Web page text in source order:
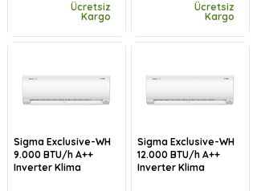
Ücretsiz
Kargo
Sigma Exclusive-WH
9.000 BTU/h A++
Inverter Klima
Ücretsiz
Kargo
Sigma Exclusive-WH
12.000 BTU/h A++
Inverter Klima